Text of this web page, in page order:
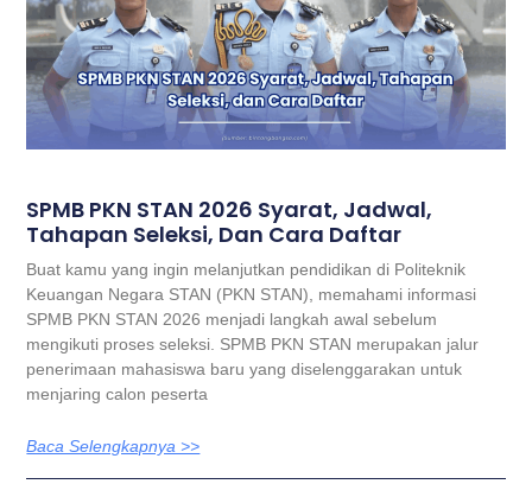
SPMB PKN STAN 2026 Syarat, Jadwal,
Tahapan Seleksi, Dan Cara Daftar
Buat kamu yang ingin melanjutkan pendidikan di Politeknik
Keuangan Negara STAN (PKN STAN), memahami informasi
SPMB PKN STAN 2026 menjadi langkah awal sebelum
mengikuti proses seleksi. SPMB PKN STAN merupakan jalur
penerimaan mahasiswa baru yang diselenggarakan untuk
menjaring calon peserta
Baca Selengkapnya >>